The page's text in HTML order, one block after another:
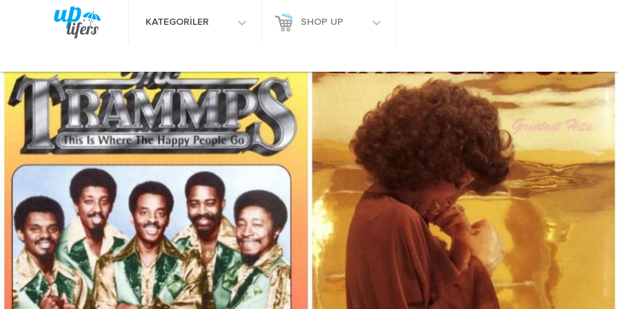
KATEGORİLER SHOP UP